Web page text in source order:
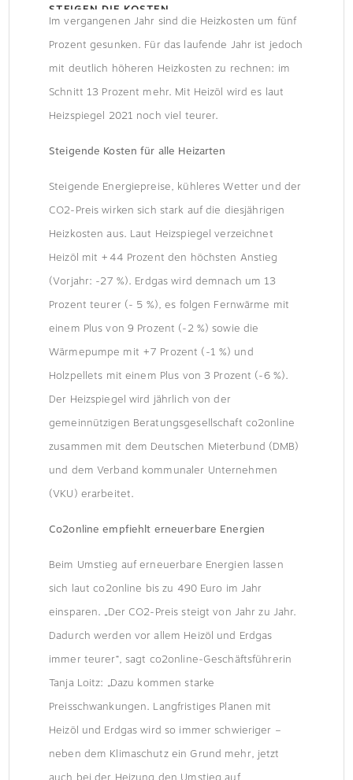
STEIGEN DIE KOSTEN
Im vergangenen Jahr sind die Heizkosten um fünf
Prozent gesunken. Für das laufende Jahr ist jedoch
mit deutlich höheren Heizkosten zu rechnen: im
Schnitt 13 Prozent mehr. Mit Heizöl wird es laut
Heizspiegel 2021 noch viel teurer.
Steigende Kosten für alle Heizarten
Steigende Energiepreise, kühleres Wetter und der
CO2-Preis wirken sich stark auf die diesjährigen
Heizkosten aus. Laut Heizspiegel verzeichnet
Heizöl mit +44 Prozent den höchsten Anstieg
(Vorjahr: -27 %). Erdgas wird demnach um 13
Prozent teurer (- 5 %), es folgen Fernwärme mit
einem Plus von 9 Prozent (-2 %) sowie die
Wärmepumpe mit +7 Prozent (-1 %) und
Holzpellets mit einem Plus von 3 Prozent (-6 %).
Der Heizspiegel wird jährlich von der
gemeinnützigen Beratungsgesellschaft co2online
zusammen mit dem Deutschen Mieterbund (DMB)
und dem Verband kommunaler Unternehmen
(VKU) erarbeitet.
Co2online empfiehlt erneuerbare Energien
Beim Umstieg auf erneuerbare Energien lassen
sich laut co2online bis zu 490 Euro im Jahr
einsparen. „Der CO2-Preis steigt von Jahr zu Jahr.
Dadurch werden vor allem Heizöl und Erdgas
immer teurer“, sagt co2online-Geschäftsführerin
Tanja Loitz: „Dazu kommen starke
Preisschwankungen. Langfristiges Planen mit
Heizöl und Erdgas wird so immer schwieriger –
neben dem Klimaschutz ein Grund mehr, jetzt